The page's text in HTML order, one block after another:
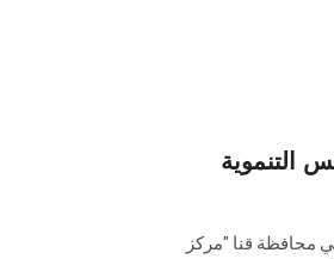
التنموية
محافظة قنا "مركز